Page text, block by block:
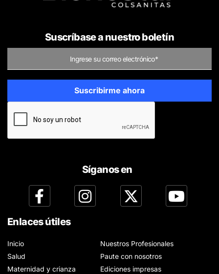
Suscríbase a nuestro boletín
Síganos en
Enlaces útiles
Inicio
Salud
Maternidad y crianza
Nuestros Profesionales
Paute con nosotros
Ediciones impresas